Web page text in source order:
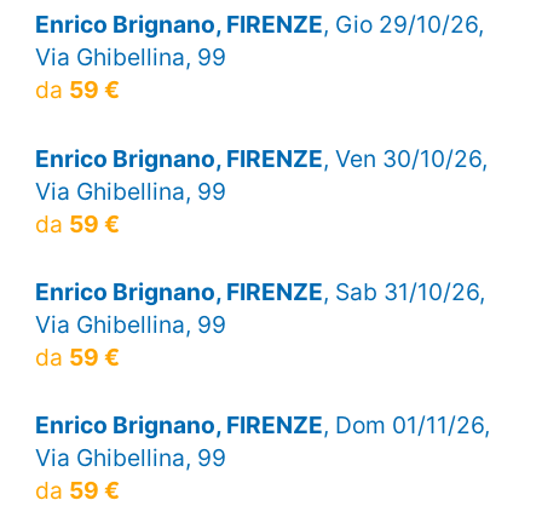
Enrico Brignano, FIRENZE, Gio 29/10/26,
Via Ghibellina, 99
da 59 €
Enrico Brignano, FIRENZE, Ven 30/10/26,
Via Ghibellina, 99
da 59 €
Enrico Brignano, FIRENZE, Sab 31/10/26,
Via Ghibellina, 99
da 59 €
Enrico Brignano, FIRENZE, Dom 01/11/26,
Via Ghibellina, 99
da 59 €